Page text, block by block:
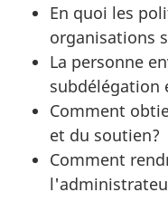
En quoi les
organisations
La personne
subdélégation
Comment
et du soutien?
Comment